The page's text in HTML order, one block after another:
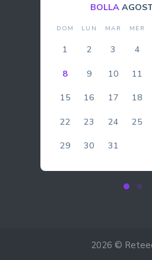
BOLLA
DOM LUN MAR MER
1 2 3 4
8 9 10 11
15 16 17 18
22 23 24 25
29 30 31
2026 ©